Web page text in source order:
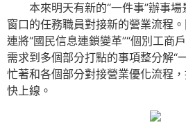
本來明天有新的“一件事”辦事
窗口的任務職員對接新的營業流程
連將“國民信息連鎖變革”“個別工商
需求到多個部分打點的事項整分解“
忙著和各個部分對接營業優化流程
快上線。